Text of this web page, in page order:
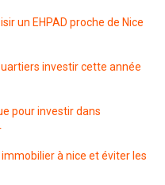
un EHPAD proche de Nice
investir cette année
pour investir dans
à nice et éviter les